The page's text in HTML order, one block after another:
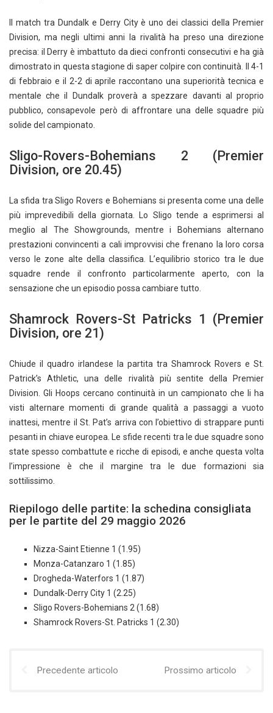
Il match tra Dundalk e Derry City è uno dei classici della Premier
Division, ma negli ultimi anni la rivalità ha preso una direzione
precisa: il Derry è imbattuto da dieci confronti consecutivi e ha già
dimostrato in questa stagione di saper colpire con continuità. Il 4-1
di febbraio e il 2-2 di aprile raccontano una superiorità tecnica e
mentale che il Dundalk proverà a spezzare davanti al proprio
pubblico, consapevole però di affrontare una delle squadre più
solide del campionato.
Sligo-Rovers-Bohemians 2 (Premier
Division, ore 20.45)
La sfida tra Sligo Rovers e Bohemians si presenta come una delle
più imprevedibili della giornata. Lo Sligo tende a esprimersi al
meglio al The Showgrounds, mentre i Bohemians alternano
prestazioni convincenti a cali improvvisi che frenano la loro corsa
verso le zone alte della classifica. L’equilibrio storico tra le due
squadre rende il confronto particolarmente aperto, con la
sensazione che un episodio possa cambiare tutto.
Shamrock Rovers-St Patricks 1 (Premier
Division, ore 21)
Chiude il quadro irlandese la partita tra Shamrock Rovers e St.
Patrick’s Athletic, una delle rivalità più sentite della Premier
Division. Gli Hoops cercano continuità in un campionato che li ha
visti alternare momenti di grande qualità a passaggi a vuoto
inattesi, mentre il St. Pat’s arriva con l’obiettivo di strappare punti
pesanti in chiave europea. Le sfide recenti tra le due squadre sono
state spesso combattute e ricche di episodi, e anche questa volta
l’impressione è che il margine tra le due formazioni sia
sottilissimo.
Riepilogo delle partite: la schedina consigliata
per le partite del 29 maggio 2026
Nizza-Saint Etienne 1 (1.95)
Monza-Catanzaro 1 (1.85)
Drogheda-Waterfors 1 (1.87)
Dundalk-Derry City 1 (2.25)
Sligo Rovers-Bohemians 2 (1.68)
Shamrock Rovers-St. Patricks 1 (2.30)
Precedente articolo Prossimo articolo